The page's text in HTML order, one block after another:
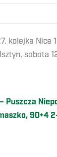
kolejka Nice
sobota
Puszcza
90+4